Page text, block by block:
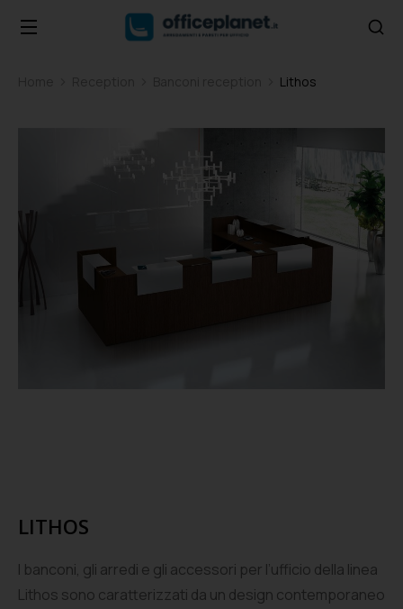
Lithos
LITHOS
I banconi, gli arredi e gli accessori per l’ufficio della linea
Lithos sono caratterizzati da un design contemporaneo